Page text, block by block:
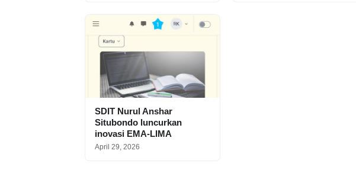
SDIT Nurul Anshar
Situbondo luncurkan
inovasi EMA-LIMA
April 29, 2026